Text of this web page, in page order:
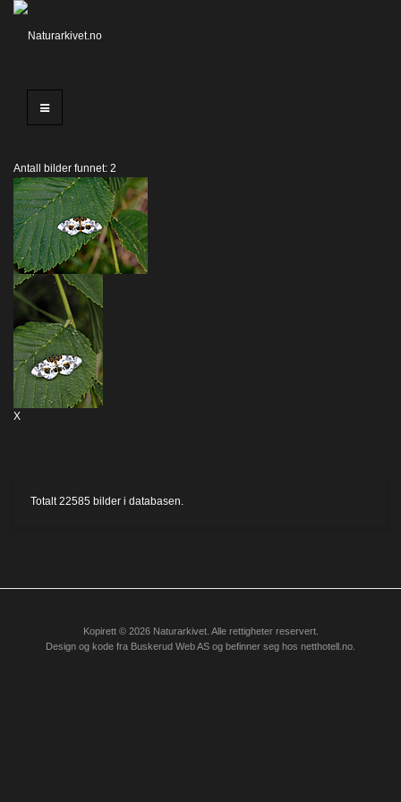
Antall bilder funnet: 2
X
Totalt22585 bilder i databasen.
Kopirett © 2026 Naturarkivet. Alle rettigheter reservert.
Design og kode fra Buskerud Web AS og befinner seg hos netthotell.no